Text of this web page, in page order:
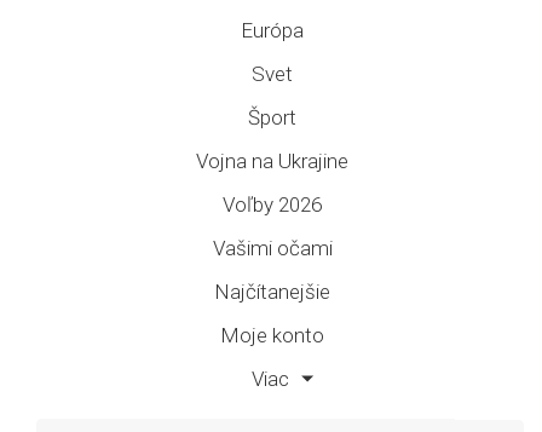
Európa
Svet
Šport
Vojna na Ukrajine
Voľby 2026
Vašimi očami
Najčítanejšie
Moje konto
Viac